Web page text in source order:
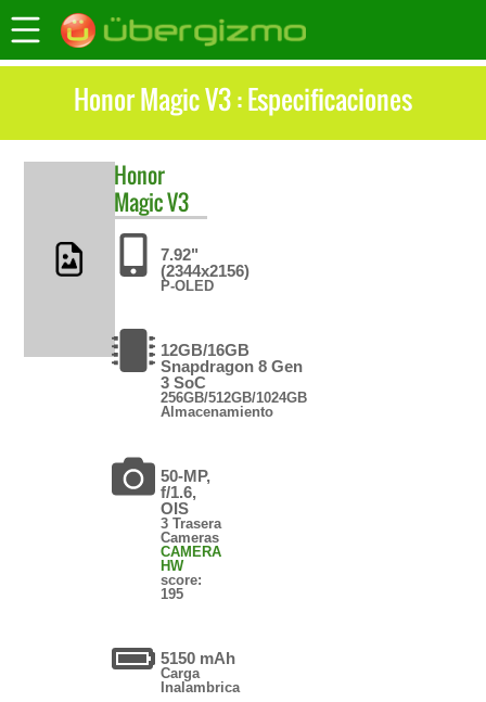
Honor Magic V3 : Especificaciones
Honor
Magic V3
7.92"
(2344x2156)
P-OLED
12GB/16GB
Snapdragon 8 Gen
3 SoC
256GB/512GB/1024GB
Almacenamiento
50-MP,
f/1.6,
OIS
3 Trasera
Cameras
CAMERA
HW
score:
195
5150 mAh
Carga
Inalambrica